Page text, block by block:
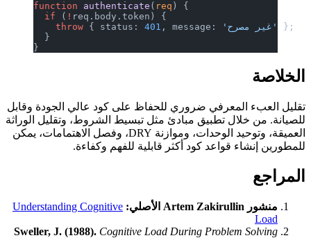
function authenticate (req
) {
  if
( !req.body.token) {
    throw
{ status: 401 , message:
};
  }
الخلاصة
تقليل العبء المعرفي ضروري للحفاظ على كود عالي الجودة وقابل
للصيانة. من خلال تطبيق مبادئ مثل تبسيط الشروط، وتقليل الوراثة
العميقة، وتوحيد الوحدات، وموازنة DRY، وفصل الاهتمامات، يمكن
للمطورين إنشاء قواعد كود أكثر قابلية للفهم وكفاءة.
المراجع
منشور Artem Zakirullin الأصلي:
Understanding Cognitive
Load
Sweller, J. (1988). Cognitive Load During Problem Solving